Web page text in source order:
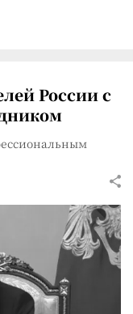
России с